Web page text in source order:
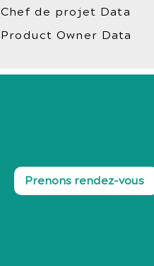
Chef de projet Data
Product Owner Data
Prenons rendez-vous